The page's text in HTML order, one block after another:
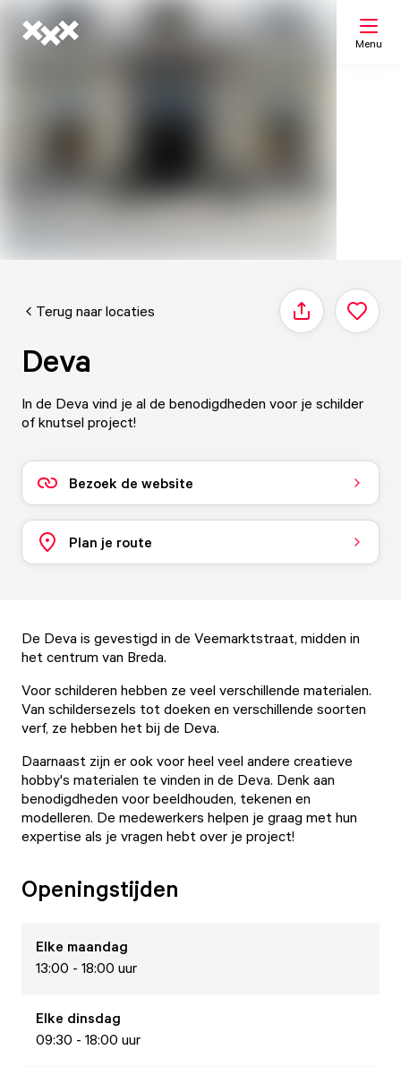
Menu
Terug naar locaties Delen
Deva
In de Deva vind je al de benodigdheden voor je schilder
of knutsel project!
Bezoek de website
Plan je route
De Deva is gevestigd in de Veemarktstraat, midden in
het centrum van Breda.
Voor schilderen hebben ze veel verschillende materialen.
Van schildersezels tot doeken en verschillende soorten
verf, ze hebben het bij de Deva.
Daarnaast zijn er ook voor heel veel andere creatieve
hobby's materialen te vinden in de Deva. Denk aan
benodigdheden voor beeldhouden, tekenen en
modelleren. De medewerkers helpen je graag met hun
expertise als je vragen hebt over je project!
Openingstijden
Elke maandag
13:00 - 18:00 uur
Elke dinsdag
09:30 - 18:00 uur